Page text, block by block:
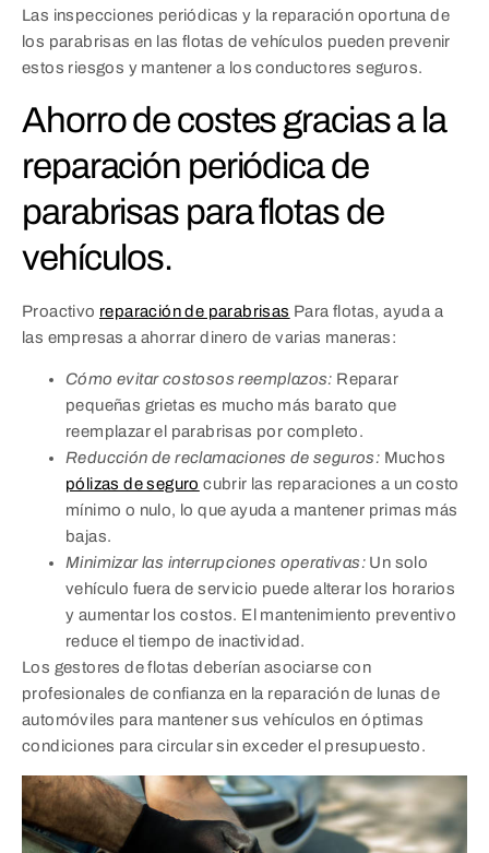
Las inspecciones periódicas y la reparación oportuna de
los parabrisas en las flotas de vehículos pueden prevenir
estos riesgos y mantener a los conductores seguros.
Ahorro de costes gracias a la
reparación periódica de
parabrisas para flotas de
vehículos.
Proactivo reparación de parabrisas Para flotas, ayuda a
las empresas a ahorrar dinero de varias maneras:
Cómo evitar costosos reemplazos: Reparar
pequeñas grietas es mucho más barato que
reemplazar el parabrisas por completo.
Reducción de reclamaciones de seguros: Muchos
pólizas de seguro cubrir las reparaciones a un costo
mínimo o nulo, lo que ayuda a mantener primas más
bajas.
Minimizar las interrupciones operativas: Un solo
vehículo fuera de servicio puede alterar los horarios
y aumentar los costos. El mantenimiento preventivo
reduce el tiempo de inactividad.
Los gestores de flotas deberían asociarse con
profesionales de confianza en la reparación de lunas de
automóviles para mantener sus vehículos en óptimas
condiciones para circular sin exceder el presupuesto.